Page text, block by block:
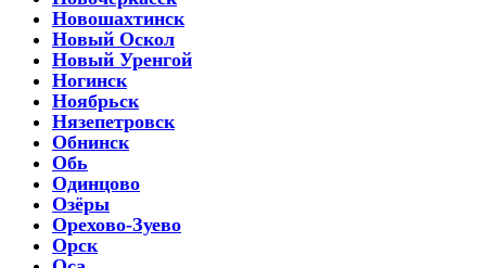
Новошахтинск
Новый Оскол
Новый Уренгой
Ногинск
Ноябрьск
Нязепетровск
Обнинск
Обь
Одинцово
Озёры
Орехово-Зуево
Орск